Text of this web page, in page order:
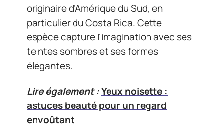
originaire d’Amérique du Sud, en
particulier du Costa Rica. Cette
espèce capture l’imagination avec ses
teintes sombres et ses formes
élégantes.
Lire également :Yeux noisette :
astuces beauté pour un regard
envoûtant